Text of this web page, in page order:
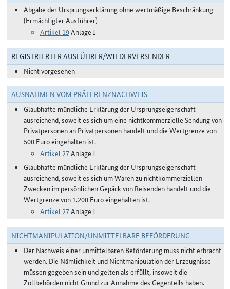
Abgabe der Ursprungserklärung ohne wertmäßige Beschränkung
(Ermächtigter Ausführer)
Artikel 19Anlage I
REGISTRIERTER AUSFÜHRER/WIEDERVERSENDER
Nicht vorgesehen
AUSNAHMEN VOM PRÄFERENZNACHWEIS
Glaubhafte mündliche Erklärung der Ursprungseigenschaft
ausreichend, soweit es sich um eine nichtkommerzielle Sendung von
Privatpersonen an Privatpersonen handelt und die Wertgrenze von
500 Euro eingehalten ist.
Artikel 27Anlage I
Glaubhafte mündliche Erklärung der Ursprungseigenschaft
ausreichend, soweit es sich um Waren zu nichtkommerziellen
Zwecken im persönlichen Gepäck von Reisenden handelt und die
Wertgrenze von 1.200 Euro eingehalten ist.
Artikel 27Anlage I
NICHTMANIPULATION/UNMITTELBARE BEFÖRDERUNG
Der Nachweis einer unmittelbaren Beförderung muss nicht erbracht
werden. Die Nämlichkeit und Nichtmanipulation der Erzeugnisse
müssen gegeben sein und gelten als erfüllt, insoweit die
Zollbehörden nicht Grund zur Annahme des Gegenteils haben.